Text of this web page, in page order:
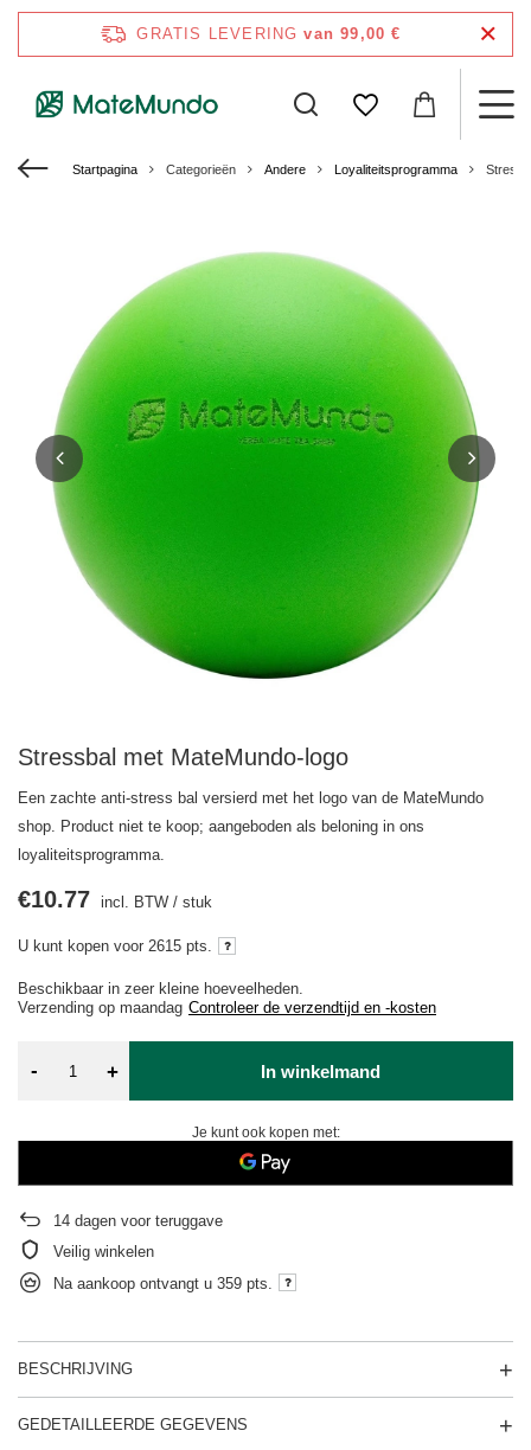
GRATIS LEVERING van 99,00 €
Startpagina Categorieën Andere Loyaliteitsprogramma
Stressbal met MateMundo-logo
Een zachte anti-stress bal versierd met het logo van de MateMundo
shop. Product niet te koop; aangeboden als beloning in ons
loyaliteitsprogramma.
Beschikbaar in zeer kleine hoeveelheden
Verzending op maandag Controleer de verzendtijd en -kosten
€10.77 incl. BTW / stuk
U kunt kopen voor 2615 pts.
- + In winkelmand
Je kunt ook kopen met:
14 dagen voor teruggave
Veilig winkelen
Na aankoop ontvangt u 359 pts.
BESCHRIJVING
GEDETAILLEERDE GEGEVENS